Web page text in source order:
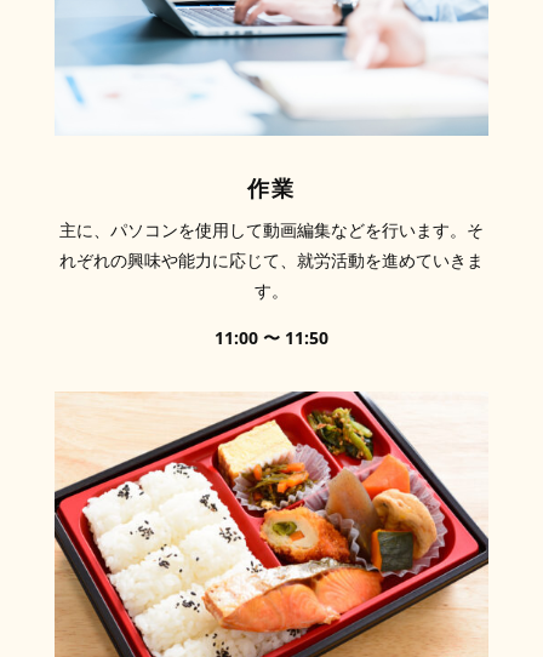
作業
主に、パソコンを使用して動画編集などを行います。そ
れぞれの興味や能力に応じて、就労活動を進めていきま
す。
11:00 〜 11:50